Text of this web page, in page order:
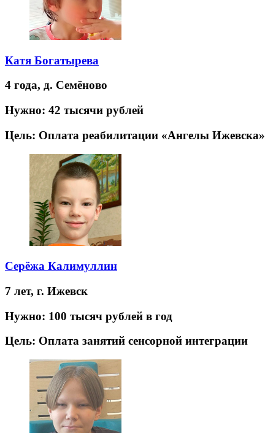
Катя Богатырева
4 года, д. Семёново
Нужно: 42 тысячи рублей
Цель: Оплата реабилитации «Ангелы Ижевска»
Серёжа Калимуллин
7 лет, г. Ижевск
Нужно: 100 тысяч рублей в год
Цель: Оплата занятий сенсорной интеграции